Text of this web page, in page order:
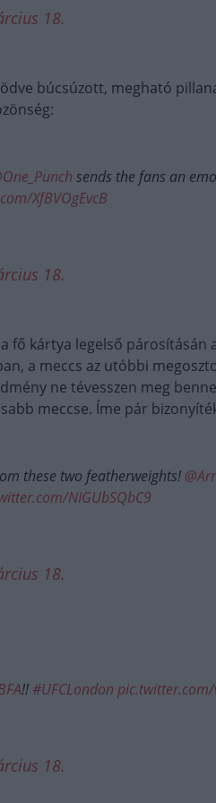
18.
búcsúzott, megható
sends the fans an
XfBVOgEvcB
18.
fő kártya legelső párosításán
a meccs az utóbbi
ne tévesszen meg
meccse. Íme pár
these two featherweights!
NIGUbSQbC9
18.
!!#UFCLondon pic.twitter.com/
18.